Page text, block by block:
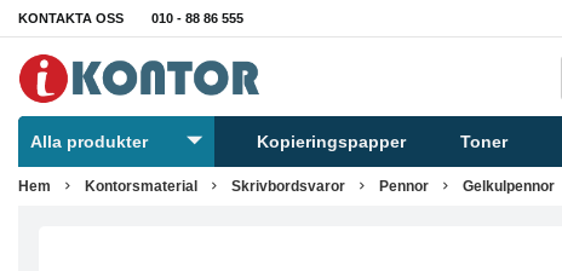
KONTAKTA OSS 010 - 88 86 555
Alla produkter Kopieringspapper Toner
Hem Kontorsmaterial Skrivbordsvaror Pennor Gelkulpennor